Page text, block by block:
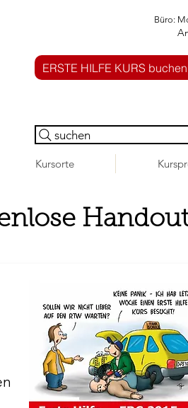
Büro:
ERSTE HILFE KURS buchen
suchen
Kursorte